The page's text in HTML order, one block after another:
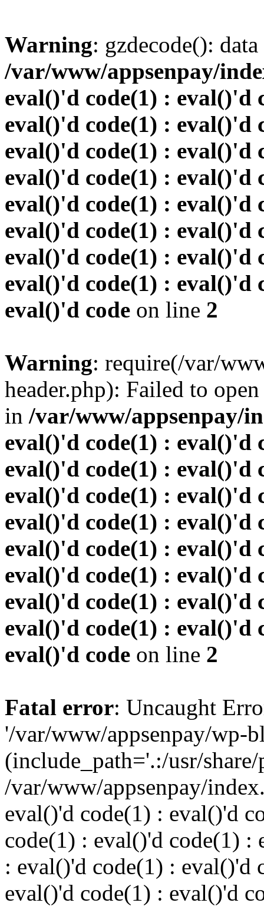
Warning: gzdecode():
/var/www/appsenpay/
eval()'d code(1) : eval()'d
eval()'d code(1) : eval()'d
eval()'d code(1) : eval()'d
eval()'d code(1) : eval()'d
eval()'d code(1) : eval()'d
eval()'d code(1) : eval()'d
eval()'d code(1) : eval()'d
eval()'d code(1) : eval()'d
eval()'d code on line 2
Warning: require(/var/
header.php): Failed to
in /var/www/appsenpay/
eval()'d code(1) : eval()'d
eval()'d code(1) : eval()'d
eval()'d code(1) : eval()'d
eval()'d code(1) : eval()'d
eval()'d code(1) : eval()'d
eval()'d code(1) : eval()'d
eval()'d code(1) : eval()'d
eval()'d code(1) : eval()'d
eval()'d code on line 2
Fatal error: Uncaught
'/var/www/appsenpay/wp-
(include_path='.:/usr/
/var/www/appsenpay/
eval()'d code(1) : eval()'d
code(1) : eval()'d code(1) :
: eval()'d code(1) : eval()'d
eval()'d code(1) : eval()'d